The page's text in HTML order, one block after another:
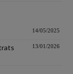
14/05/2025
13/01/2026